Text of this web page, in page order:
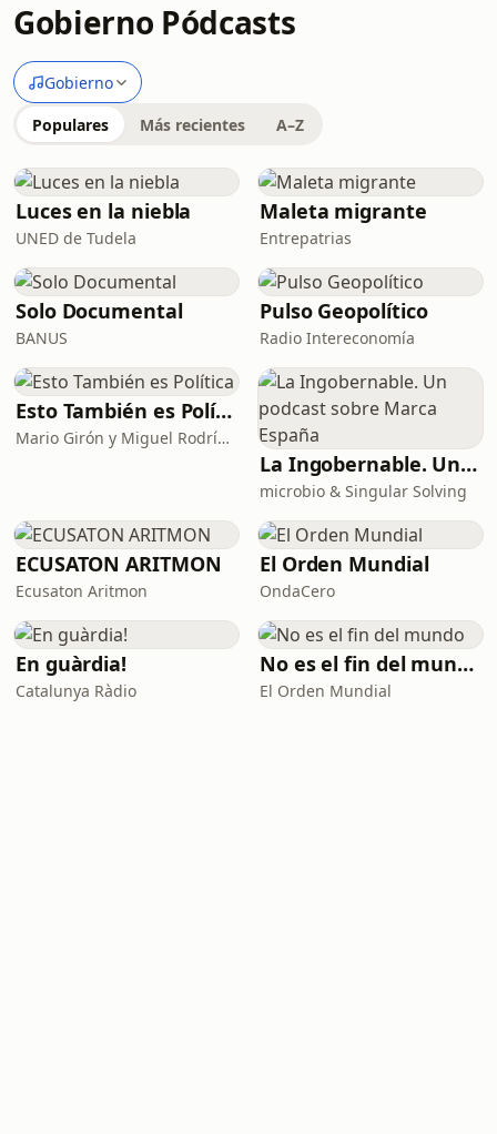
Gobierno Pódcasts
Gobierno
Populares Más recientes A–Z
Luces en la niebla
UNED de Tudela
Maleta migrante
Entrepatrias
Solo Documental
BANUS
Pulso Geopolítico
Radio Intereconomía
Esto También es Política
Mario Girón y Miguel Rodríguez
La Ingobernable. Un podcast sobre Marca España
microbio & Singular Solving
ECUSATON ARITMON
Ecusaton Aritmon
El Orden Mundial
OndaCero
En guàrdia!
Catalunya Ràdio
No es el fin del mundo
El Orden Mundial